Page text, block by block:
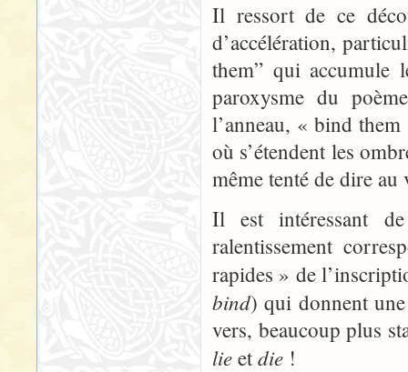
Il ressort de ce
d’accélération,
them” qui accumule
paroxysme du
l’anneau, « bind
où s’étendent les
même tenté de dire
Il est intéressant
ralentissement
rapides » de
bind) qui donnent
vers, beaucoup plus
lie etdie !